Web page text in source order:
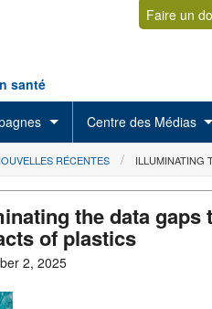
santé
Faire un
Centre des Médias
RÉCENTES ILLUMINATING
the data
of plastics
2, 2025